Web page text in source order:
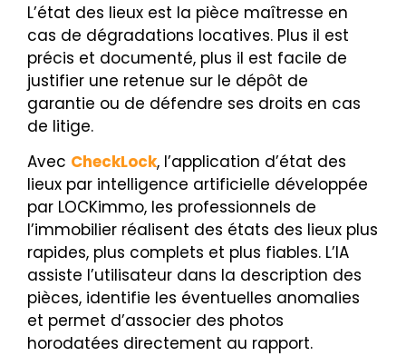
L’état des lieux est la pièce maîtresse en
cas de dégradations locatives. Plus il est
précis et documenté, plus il est facile de
justifier une retenue sur le dépôt de
garantie ou de défendre ses droits en cas
de litige.
Avec CheckLock, l’application d’état des
lieux par intelligence artificielle développée
par LOCKimmo, les professionnels de
l’immobilier réalisent des états des lieux plus
rapides, plus complets et plus fiables. L’IA
assiste l’utilisateur dans la description des
pièces, identifie les éventuelles anomalies
et permet d’associer des photos
horodatées directement au rapport.